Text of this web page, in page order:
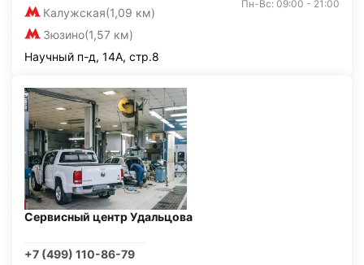
Калужская(1,09 км)
Зюзино(1,57 км)
Пн-Вс: 09:00 - 21:00
Научный п-д, 14А, стр.8
Сервисный центр Удальцова
+7 (499) 110-86-79